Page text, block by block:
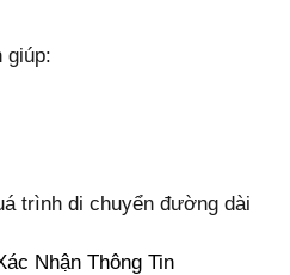
giúp:
trình di chuyển đường dài
Nhận Thông Tin